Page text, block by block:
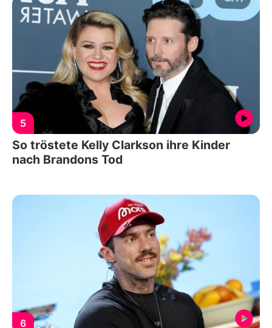
5
So tröstete Kelly Clarkson ihre Kinder
nach Brandons Tod
6